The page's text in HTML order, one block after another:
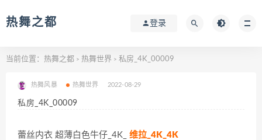
热舞之都 登录
当前位置： 热舞之都 > 热舞世界 > 私房_4K_00009
热舞风暴 热舞世界 2022-08-29
私房_4K_00009
蕾丝内衣 超薄白色牛仔_4K_ 维拉_4K_4K